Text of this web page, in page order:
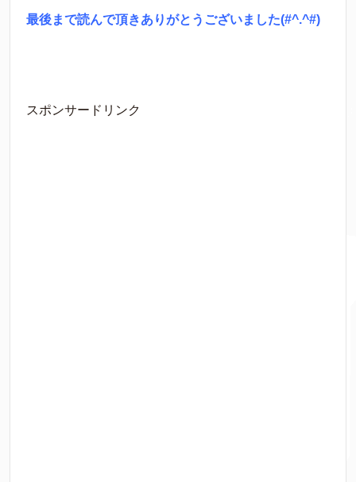
最後まで読んで頂きありがとうございました(#^.^#)
スポンサードリンク